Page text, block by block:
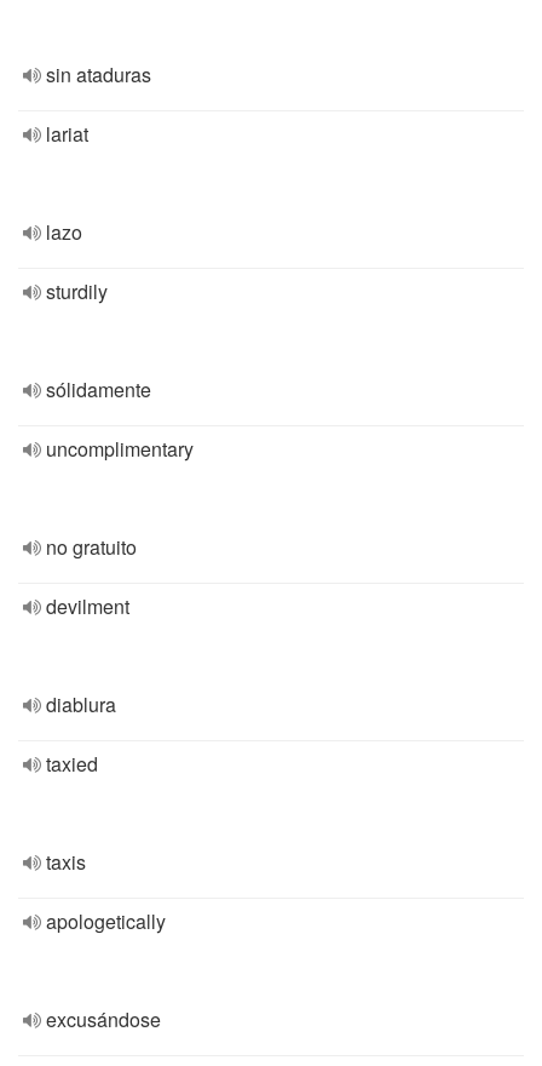
sin ataduras
lariat
lazo
sturdily
sólidamente
uncomplimentary
no gratuito
devilment
diablura
taxied
taxis
apologetically
excusándose